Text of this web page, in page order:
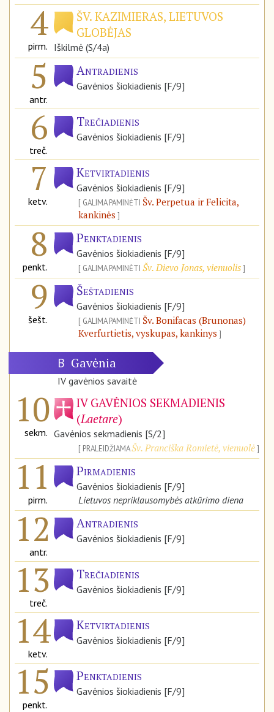
4
pirm.
ŠV. KAZIMIERAS, LIETUVOS
GLOBĖJAS
Iškilmė (S/4a)
5
antr.
Antradienis
Gavėnios šiokiadienis [F/9]
6
treč.
Trečiadienis
Gavėnios šiokiadienis [F/9]
7
ketv.
Ketvirtadienis
Gavėnios šiokiadienis [F/9]
GALIMA PAMINĖTI Šv. Perpetua ir Felicita,
kankinės
8
penkt.
Penktadienis
Gavėnios šiokiadienis [F/9]
GALIMA PAMINĖTI Šv. Dievo Jonas, vienuolis
9
šešt.
Šeštadienis
Gavėnios šiokiadienis [F/9]
GALIMA PAMINĖTI Šv. Bonifacas (Brunonas)
Kverfurtietis, vyskupas, kankinys
B Gavėnia
IV gavėnios savaitė
10
sekm.
IV GAVĖNIOS SEKMADIENIS
(Laetare)
Gavėnios sekmadienis [S/2]
PRALEIDŽIAMAŠv. Pranciška Romietė, vienuolė
11
pirm.
Pirmadienis
Gavėnios šiokiadienis [F/9]
Lietuvos nepriklausomybės atkūrimo diena
12
antr.
Antradienis
Gavėnios šiokiadienis [F/9]
13
treč.
Trečiadienis
Gavėnios šiokiadienis [F/9]
14
ketv.
Ketvirtadienis
Gavėnios šiokiadienis [F/9]
15
penkt.
Penktadienis
Gavėnios šiokiadienis [F/9]